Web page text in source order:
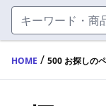
ハンド
FA・A
蝶番・
製品カタ
HOME / 500 お探しの